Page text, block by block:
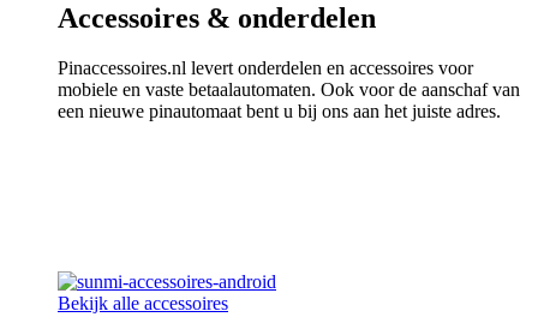
Accessoires & onderdelen
Pinaccessoires.nl levert onderdelen en accessoires voor
mobiele en vaste betaalautomaten. Ook voor de aanschaf van
een nieuwe pinautomaat bent u bij ons aan het juiste adres.
Bekijk alle accessoires